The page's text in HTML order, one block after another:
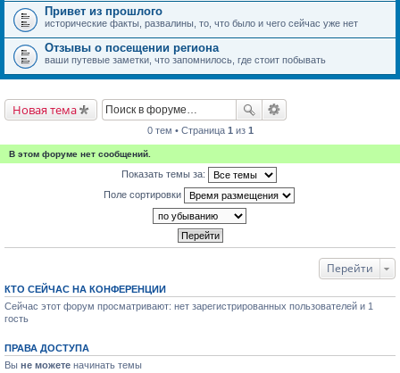
Привет из прошлого
исторические факты, развалины, то, что было и чего сейчас уже нет
Отзывы о посещении региона
ваши путевые заметки, что запомнилось, где стоит побывать
Новая тема
0 тем • Страница 1 из 1
В этом форуме нет сообщений.
Показать темы за:
Поле сортировки
Перейти
КТО СЕЙЧАС НА КОНФЕРЕНЦИИ
Сейчас этот форум просматривают: нет зарегистрированных пользователей и 1
гость
ПРАВА ДОСТУПА
Вы не можете начинать темы